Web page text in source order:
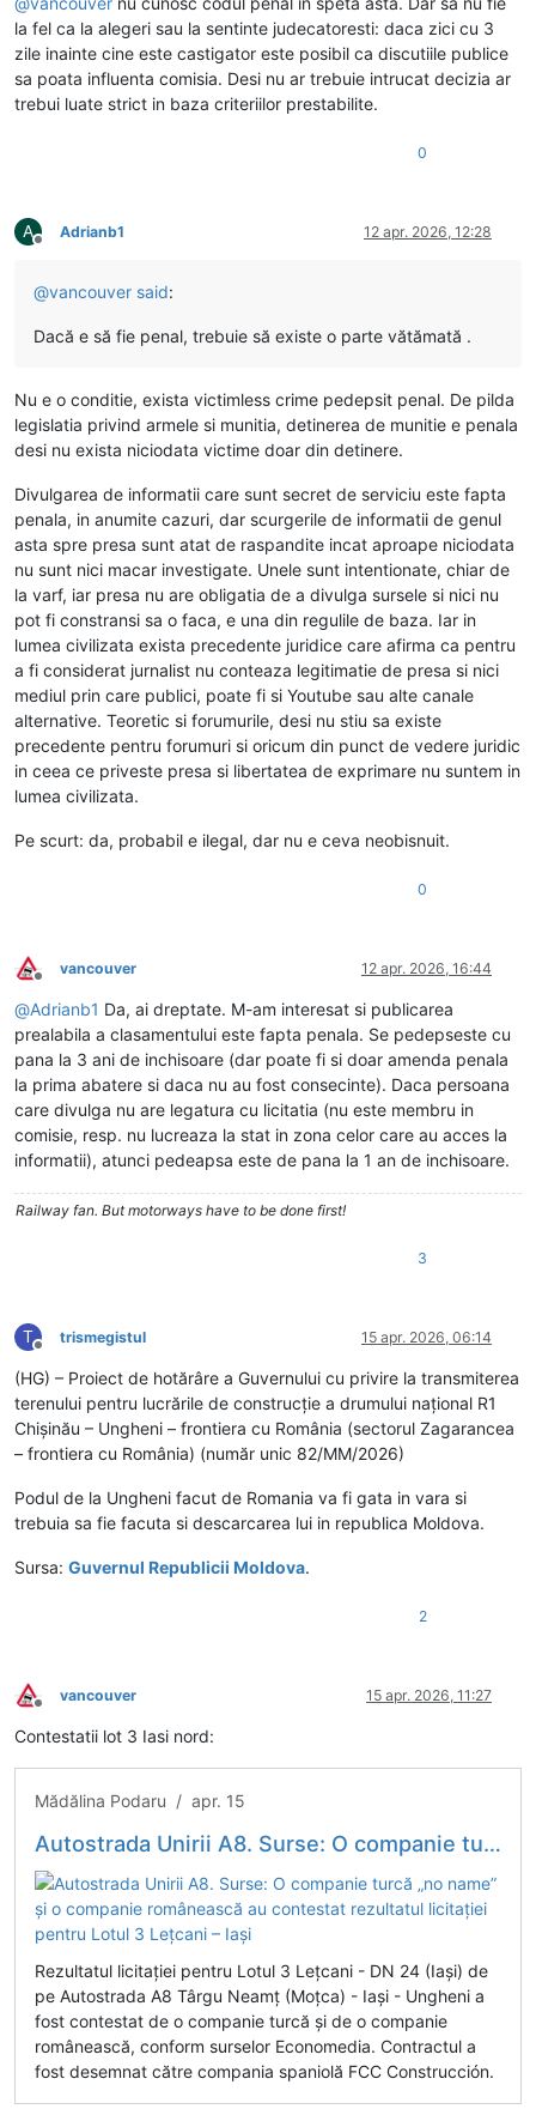
la fel ca la alegeri sau la sentinte judecatoresti: daca zici cu 3
zile inainte cine este castigator este posibil ca discutiile publice
sa poata influenta comisia. Desi nu ar trebuie intrucat decizia ar
trebui luate strict in baza criteriilor prestabilite.
0
A
Deconectat
Adrianb1 12 apr. 2026, 12:28
@vancouver said:
Dacă e să fie penal, trebuie să existe o parte vătămată .
Nu e o conditie, exista victimless crime pedepsit penal. De pilda
legislatia privind armele si munitia, detinerea de munitie e penala
desi nu exista niciodata victime doar din detinere.
Divulgarea de informatii care sunt secret de serviciu este fapta
penala, in anumite cazuri, dar scurgerile de informatii de genul
asta spre presa sunt atat de raspandite incat aproape niciodata
nu sunt nici macar investigate. Unele sunt intentionate, chiar de
la varf, iar presa nu are obligatia de a divulga sursele si nici nu
pot fi constransi sa o faca, e una din regulile de baza. Iar in
lumea civilizata exista precedente juridice care afirma ca pentru
a fi considerat jurnalist nu conteaza legitimatie de presa si nici
mediul prin care publici, poate fi si Youtube sau alte canale
alternative. Teoretic si forumurile, desi nu stiu sa existe
precedente pentru forumuri si oricum din punct de vedere juridic
in ceea ce priveste presa si libertatea de exprimare nu suntem in
lumea civilizata.
Pe scurt: da, probabil e ilegal, dar nu e ceva neobisnuit.
0
Deconectat
vancouver 12 apr. 2026, 16:44
@Adrianb1 Da, ai dreptate. M-am interesat si publicarea
prealabila a clasamentului este fapta penala. Se pedepseste cu
pana la 3 ani de inchisoare (dar poate fi si doar amenda penala
la prima abatere si daca nu au fost consecinte). Daca persoana
care divulga nu are legatura cu licitatia (nu este membru in
comisie, resp. nu lucreaza la stat in zona celor care au acces la
informatii), atunci pedeapsa este de pana la 1 an de inchisoare.
Railway fan. But motorways have to be done first!
3
T
Deconectat
trismegistul 15 apr. 2026, 06:14
(HG) – Proiect de hotărâre a Guvernului cu privire la transmiterea
terenului pentru lucrările de construcție a drumului național R1
Chișinău – Ungheni – frontiera cu România (sectorul Zagarancea
– frontiera cu România) (număr unic 82/MM/2026)
Podul de la Ungheni facut de Romania va fi gata in vara si
trebuia sa fie facuta si descarcarea lui in republica Moldova.
Sursa: Guvernul Republicii Moldova.
2
Deconectat
vancouver 15 apr. 2026, 11:27
Contestatii lot 3 Iasi nord:
Mădălina Podaru / apr. 15
Autostrada Unirii A8. Surse: O companie turcă „no name” și o companie românească au contestat rezultatul licitației pentru Lotul 3 Lețcani – Iași
Rezultatul licitației pentru Lotul 3 Lețcani - DN 24 (Iași) de
pe Autostrada A8 Târgu Neamț (Moțca) - Iași - Ungheni a
fost contestat de o companie turcă și de o companie
românească, conform surselor Economedia. Contractul a
fost desemnat către compania spaniolă FCC Construcción.